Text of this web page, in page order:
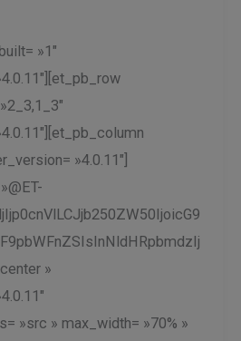
»1″
»4.0.11″]
»
»src » max_width= »70% »